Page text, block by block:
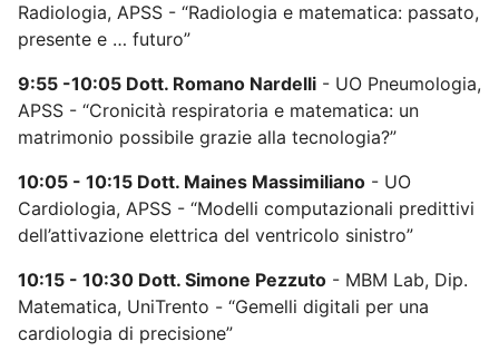
Radiologia, APSS - “Radiologia e matematica: passato,
presente e … futuro”
9:55 -10:05 Dott. Romano Nardelli - UO Pneumologia,
APSS - “Cronicità respiratoria e matematica: un
matrimonio possibile grazie alla tecnologia?”
10:05 - 10:15 Dott. Maines Massimiliano - UO
Cardiologia, APSS - “Modelli computazionali predittivi
dell’attivazione elettrica del ventricolo sinistro”
10:15 - 10:30 Dott. Simone Pezzuto - MBM Lab, Dip.
Matematica, UniTrento - “Gemelli digitali per una
cardiologia di precisione”